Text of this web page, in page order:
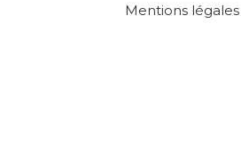
Mentions légales